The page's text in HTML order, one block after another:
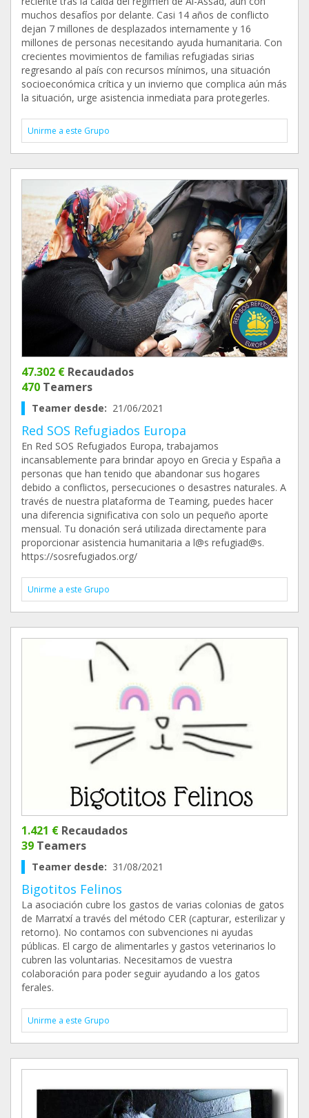
muchos desafíos por delante. Casi 14 años de conflicto
dejan 7 millones de desplazados internamente y 16
millones de personas necesitando ayuda humanitaria. Con
crecientes movimientos de familias refugiadas sirias
regresando al país con recursos mínimos, una situación
socioeconómica crítica y un invierno que complica aún más
la situación, urge asistencia inmediata para protegerles.
Unirme a este Grupo
47.302 € Recaudados
470 Teamers
Teamer desde: 21/06/2021
Red SOS Refugiados Europa
En Red SOS Refugiados Europa, trabajamos
incansablemente para brindar apoyo en Grecia y España a
personas que han tenido que abandonar sus hogares
debido a conflictos, persecuciones o desastres naturales. A
través de nuestra plataforma de Teaming, puedes hacer
una diferencia significativa con solo un pequeño aporte
mensual. Tu donación será utilizada directamente para
proporcionar asistencia humanitaria a l@s refugiad@s.
https://sosrefugiados.org/
Unirme a este Grupo
1.421 € Recaudados
39 Teamers
Teamer desde: 31/08/2021
Bigotitos Felinos
La asociación cubre los gastos de varias colonias de gatos
de Marratxí a través del método CER (capturar, esterilizar y
retorno). No contamos con subvenciones ni ayudas
públicas. El cargo de alimentarles y gastos veterinarios lo
cubren las voluntarias. Necesitamos de vuestra
colaboración para poder seguir ayudando a los gatos
ferales.
Unirme a este Grupo